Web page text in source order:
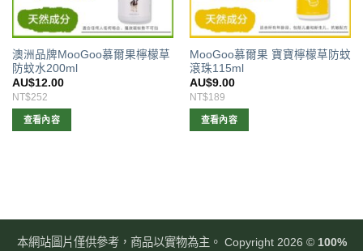
澳洲品牌MooGoo慕爾果檸檬草
防蚊水200ml
AU$12.00
NT$252
查看內容
MooGoo慕爾果 寶寶檸檬草防蚊
滾珠115ml
AU$9.00
NT$189
查看內容
本網站圖片僅供參考，商品以實物為主。 Copyright 2026 © 100%